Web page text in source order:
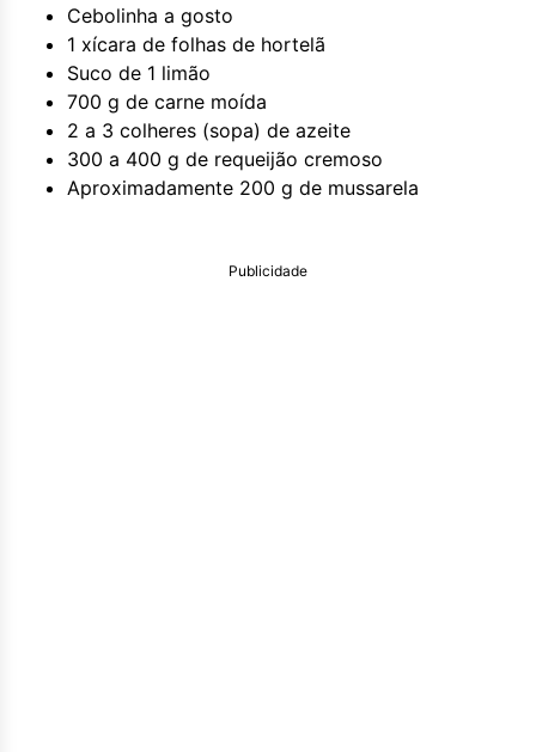
Cebolinha a gosto
1 xícara de folhas de hortelã
Suco de 1 limão
700 g de carne moída
2 a 3 colheres (sopa) de azeite
300 a 400 g de requeijão cremoso
Aproximadamente 200 g de mussarela
Publicidade